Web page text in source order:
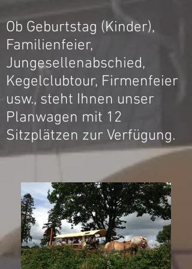
Ob Geburtstag (Kinder),
Familienfeier,
Jungesellenabschied,
Kegelclubtour, Firmenfeier
usw., steht Ihnen unser
Planwagen mit 12
Sitzplätzen zur Verfügung.